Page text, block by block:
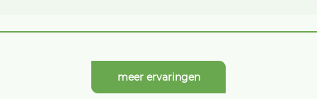
meer ervaringen